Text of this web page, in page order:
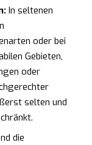
In seltenen
oder bei
Gebieten,
oder
selten und
die